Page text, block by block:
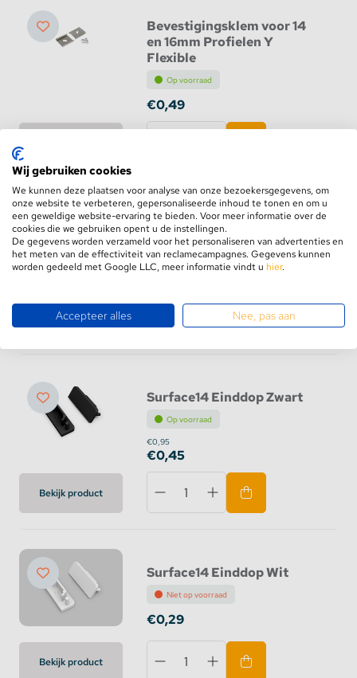
Bevestigingsklem voor 14
en 16mm Profielen Y
Flexible
Op voorraad
€0,49
Bekijk product
Surface14 Einddop Zilver
Op voorraad
€0,95
Bekijk product
Surface14 Einddop Zwart
Op voorraad
€0,95
€0,45
Bekijk product
Surface14 Einddop Wit
Niet op voorraad
€0,29
Wij gebruiken cookies
We kunnen deze plaatsen voor analyse van onze bezoekersgegevens, om
onze website te verbeteren, gepersonaliseerde inhoud te tonen en om u
een geweldige website-ervaring te bieden. Voor meer informatie over de
cookies die we gebruiken opent u de instellingen.
De gegevens worden verzameld voor het personaliseren van advertenties en
het meten van de effectiviteit van reclamecampagnes. Gegevens kunnen
worden gedeeld met Google LLC, meer informatie vindt u hier.
Accepteer alles Nee, pas aan